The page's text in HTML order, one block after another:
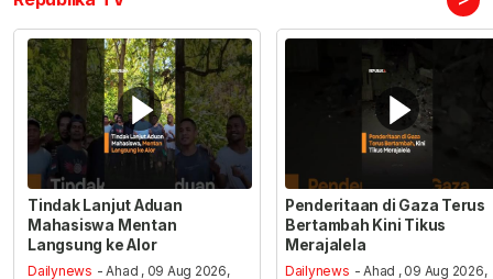
Tindak Lanjut Aduan
Mahasiswa Mentan
Langsung ke Alor
Dailynews - Ahad , 09 Aug 2026,
Penderitaan di Gaza Terus
Bertambah Kini Tikus
Merajalela
Dailynews - Ahad , 09 Aug 2026,